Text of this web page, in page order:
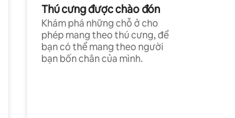
Thú cưng được chào đón
Khám phá những chỗ ở cho
phép mang theo thú cưng, để
bạn có thể mang theo người
bạn bốn chân của mình.